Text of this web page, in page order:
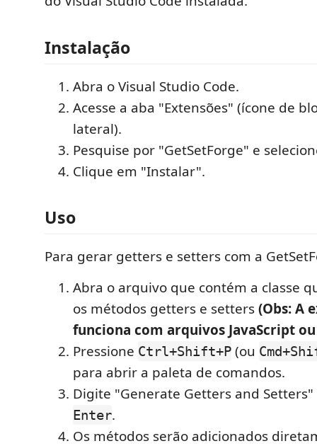
Instalação
Abra o Visual Studio Code.
Acesse a aba "Extensões" (ícone de
lateral).
Pesquise por "GetSetForge" e
Clique em "Instalar".
Uso
Para gerar getters e setters com a
Abra o arquivo que contém a classe
os métodos getters e setters(Obs: A
funciona com arquivos JavaScript
Pressione Ctrl+Shift+P (ou
para abrir a paleta de comandos.
Digite "Generate Getters and
Enter.
Os métodos serão adicionados